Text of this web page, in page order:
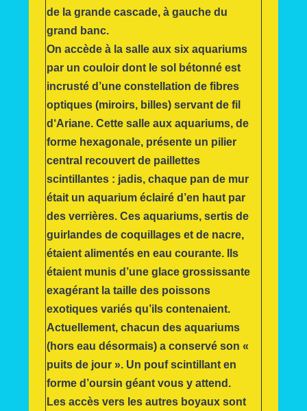
de la grande cascade, à gauche du
grand banc.
On accède à la salle aux six aquariums
par un couloir dont le sol bétonné est
incrusté d’une constellation de fibres
optiques (miroirs, billes) servant de fil
d‘Ariane. Cette salle aux aquariums, de
forme hexagonale, présente un pilier
central recouvert de paillettes
scintillantes : jadis, chaque pan de mur
était un aquarium éclairé d’en haut par
des verrières. Ces aquariums, sertis de
guirlandes de coquillages et de nacre,
étaient alimentés en eau courante. Ils
étaient munis d’une glace grossissante
exagérant la taille des poissons
exotiques variés qu’ils contenaient.
Actuellement, chacun des aquariums
(hors eau désormais) a conservé son «
puits de jour ». Un pouf scintillant en
forme d’oursin géant vous y attend.
Les accès vers les autres boyaux sont